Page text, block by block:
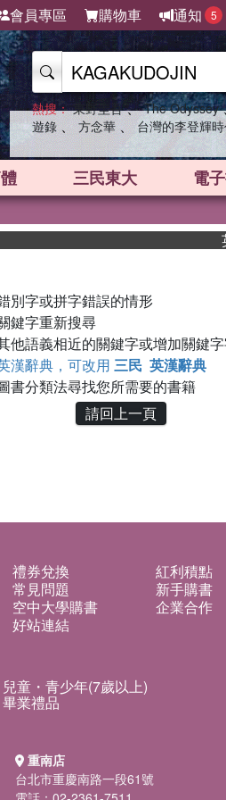
會員專區 購物車 通知 5
熱搜： 東野圭吾 、 The Odyssey
遊錄 、 方念華 、 台灣的李登輝
三民東大 電
別字或拼字錯誤的情形
鍵字重新搜尋
他語義相近的關鍵字或增加關鍵
漢辭典，可改用 三民 英漢辭典
書分類法尋找您所需要的書籍
請回上一頁
禮券兌換
紅利積點
常見問題
新手購書
空中大學購書
企業合作
好站連結
兒童・青少年(7歲以上)
畢業禮品
重南店
台北市重慶南路一段61號